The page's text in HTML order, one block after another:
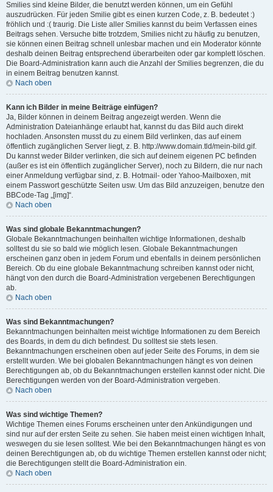
Smilies sind kleine Bilder, die benutzt werden können, um ein Gefühl
auszudrücken. Für jeden Smilie gibt es einen kurzen Code, z. B. bedeutet :)
fröhlich und :( traurig. Die Liste aller Smilies kannst du beim Verfassen eines
Beitrags sehen. Versuche bitte trotzdem, Smilies nicht zu häufig zu benutzen,
sie können einen Beitrag schnell unlesbar machen und ein Moderator könnte
deshalb deinen Beitrag entsprechend überarbeiten oder gar komplett löschen.
Die Board-Administration kann auch die Anzahl der Smilies begrenzen, die du
in einem Beitrag benutzen kannst.
Nach oben
Kann ich Bilder in meine Beiträge einfügen?
Ja, Bilder können in deinem Beitrag angezeigt werden. Wenn die
Administration Dateianhänge erlaubt hat, kannst du das Bild auch direkt
hochladen. Ansonsten musst du zu einem Bild verlinken, das auf einem
öffentlich zugänglichen Server liegt, z. B. http://www.domain.tld/mein-bild.gif.
Du kannst weder Bilder verlinken, die sich auf deinem eigenen PC befinden
(außer es ist ein öffentlich zugänglicher Server), noch zu Bildern, die nur nach
einer Anmeldung verfügbar sind, z. B. Hotmail- oder Yahoo-Mailboxen, mit
einem Passwort geschützte Seiten usw. Um das Bild anzuzeigen, benutze den
BBCode-Tag „[img]“.
Nach oben
Was sind globale Bekanntmachungen?
Globale Bekanntmachungen beinhalten wichtige Informationen, deshalb
solltest du sie so bald wie möglich lesen. Globale Bekanntmachungen
erscheinen ganz oben in jedem Forum und ebenfalls in deinem persönlichen
Bereich. Ob du eine globale Bekanntmachung schreiben kannst oder nicht,
hängt von den durch die Board-Administration vergebenen Berechtigungen
ab.
Nach oben
Was sind Bekanntmachungen?
Bekanntmachungen beinhalten meist wichtige Informationen zu dem Bereich
des Boards, in dem du dich befindest. Du solltest sie stets lesen.
Bekanntmachungen erscheinen oben auf jeder Seite des Forums, in dem sie
erstellt wurden. Wie bei globalen Bekanntmachungen hängt es von deinen
Berechtigungen ab, ob du Bekanntmachungen erstellen kannst oder nicht. Die
Berechtigungen werden von der Board-Administration vergeben.
Nach oben
Was sind wichtige Themen?
Wichtige Themen eines Forums erscheinen unter den Ankündigungen und
sind nur auf der ersten Seite zu sehen. Sie haben meist einen wichtigen Inhalt,
weswegen du sie lesen solltest. Wie bei den Bekanntmachungen hängt es von
deinen Berechtigungen ab, ob du wichtige Themen erstellen kannst oder nicht;
die Berechtigungen stellt die Board-Administration ein.
Nach oben